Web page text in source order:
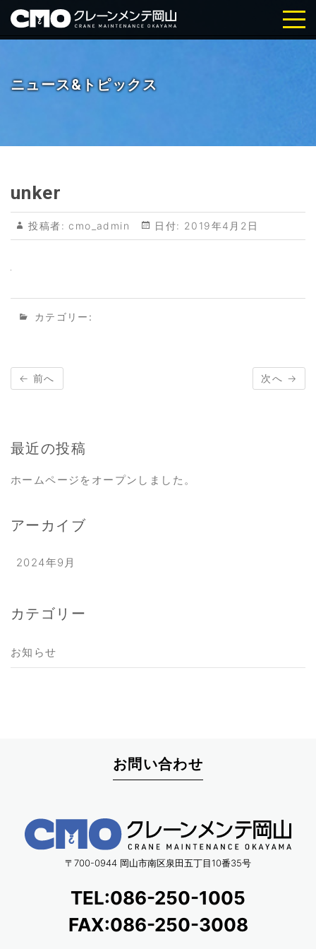
山・倉敷の天井クレーン点検・メ
ニュース&トピックス
unker
投稿者: cmo_admin 日付: 2019年4月2日
カテゴリー:
← 前へ 次へ →
最近の投稿
ホームページをオープンしました。
アーカイブ
2024年9月
カテゴリー
お知らせ
お問い合わせ
〒700-0944 岡山市南区泉田五丁目10番35号
TEL:086-250-1005
FAX:086-250-3008